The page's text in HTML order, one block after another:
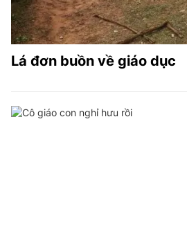
Lá đơn buồn về giáo dục